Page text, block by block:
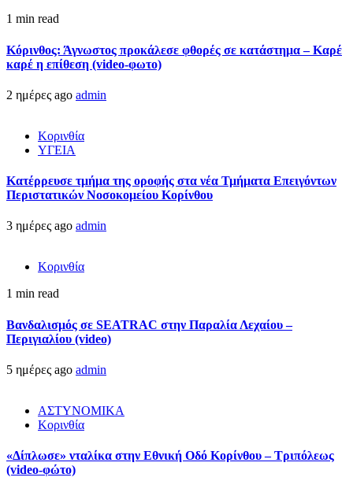
1 min read
Κόρινθος: Άγνωστος προκάλεσε φθορές σε κατάστημα – Καρέ
καρέ η επίθεση (video-φωτο)
2 ημέρες ago admin
Κορινθία
ΥΓΕΙΑ
Kατέρρευσε τμήμα της οροφής στα νέα Τμήματα Επειγόντων
Περιστατικών Νοσοκομείου Κορίνθου
3 ημέρες ago admin
Κορινθία
1 min read
Βανδαλισμός σε SEATRAC στην Παραλία Λεχαίου –
Περιγιαλίου (video)
5 ημέρες ago admin
ΑΣΤΥΝΟΜΙΚΑ
Κορινθία
«Δίπλωσε» νταλίκα στην Εθνική Oδό Κορίνθου – Τριπόλεως
(video-φώτο)